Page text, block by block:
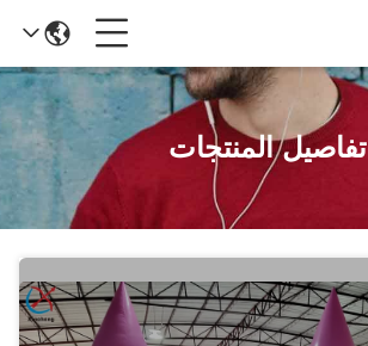
تفاصيل المنتجات